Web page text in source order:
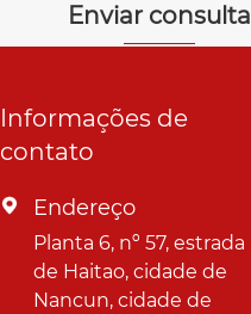
Enviar consulta
Informações de
contato
 Endereço
Planta 6, nº 57, estrada
de Haitao, cidade de
Nancun, cidade de